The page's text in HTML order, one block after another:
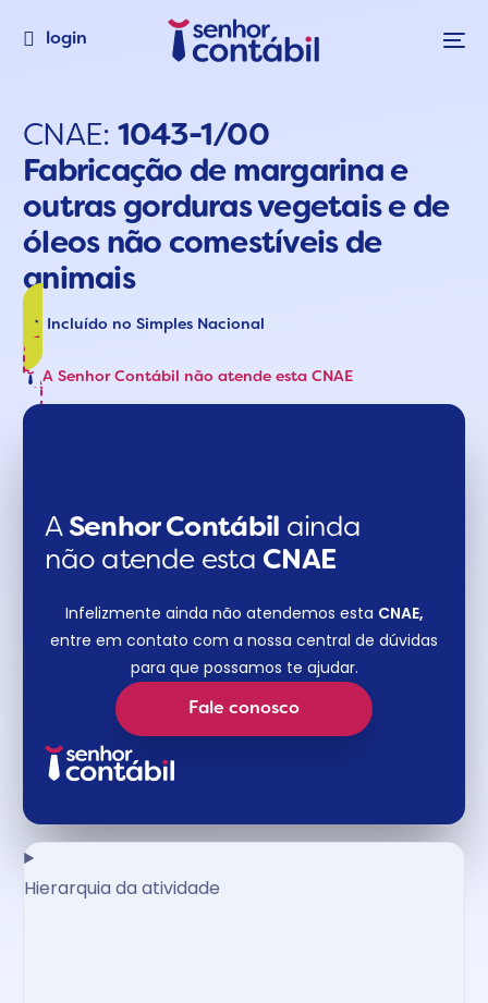
login
CNAE: 1043-1/00
Fabricação de margarina e
outras gorduras vegetais e de
óleos não comestíveis de
animais
Incluído no Simples Nacional
A Senhor Contábil não atende esta CNAE
A Senhor Contábil ainda
não atende esta CNAE​
Infelizmente ainda não atendemos esta CNAE,
entre em contato com a nossa central de dúvidas
para que possamos te ajudar.
Fale conosco
Hierarquia da atividade